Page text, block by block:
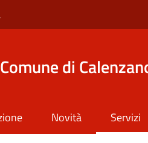
Comune di
Novità Servizi